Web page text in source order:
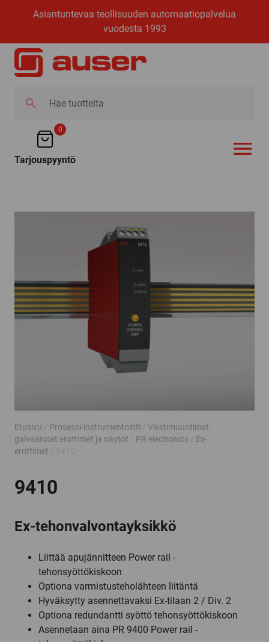
Asiantuntevaa teollisuuden automaatiopalvelua
vuodesta 1993
tuotteita
0
Tarjouspyyntö
Etusivu Prosessi-instrumentointi
Viestimuuntimet,
galvaaniset erottimet ja näytöt
PR electronics
Ex-
erottimet
9410
Ex-tehonvalvontayksikkö
Liittää apujännitteen Power rail -
tehonsyöttökiskoon
Optiona varmistusteholähteen liitäntä
Hyväksytty asennettavaksi Ex-tilaan 2 / Div. 2
Optiona redundantti syöttö tehonsyöttökiskoon
Asennetaan aina PR 9400 Power rail -